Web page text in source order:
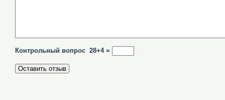
Контрольный вопрос 28+4 =